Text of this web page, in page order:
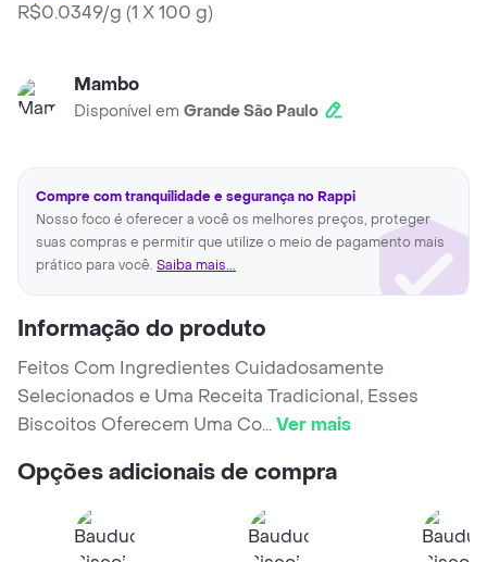
R$0.0349/g (1 X 100 g)
Mambo
Disponível em Grande São Paulo
Compre com tranquilidade e segurança no Rappi
Nosso foco é oferecer a você os melhores preços, proteger
suas compras e permitir que utilize o meio de pagamento mais
prático para você. Saiba mais...
Informação do produto
Feitos Com Ingredientes Cuidadosamente
Selecionados e Uma Receita Tradicional, Esses
Biscoitos Oferecem Uma Co...Ver mais
Opções adicionais de compra